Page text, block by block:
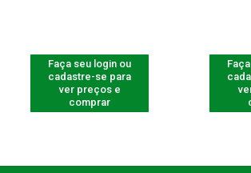
Faça seu login ou
cadastre-se para
ver preços e
comprar